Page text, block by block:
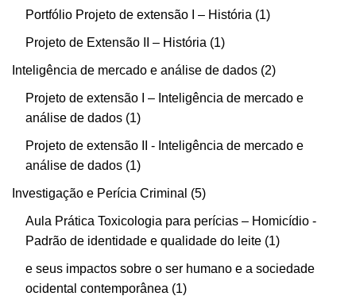
Portfólio Projeto de extensão I – História 1
Projeto de Extensão II – História 1
Inteligência de mercado e análise de dados 2
Projeto de extensão I – Inteligência de mercado e
análise de dados 1
Projeto de extensão II - Inteligência de mercado e
análise de dados 1
Investigação e Perícia Criminal 5
Aula Prática Toxicologia para perícias – Homicídio -
Padrão de identidade e qualidade do leite 1
e seus impactos sobre o ser humano e a sociedade
ocidental contemporânea
1